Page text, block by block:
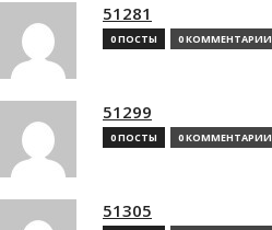
51281
0 ПОСТЫ 0 КОММЕНТАРИИ
51299
0 ПОСТЫ 0 КОММЕНТАРИИ
51305